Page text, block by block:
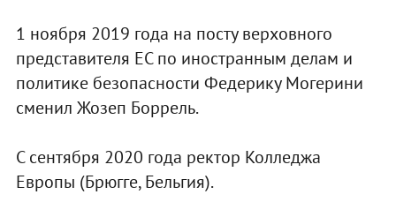
1 ноября 2019 года на посту верховного
представителя ЕС по иностранным делам и
политике безопасности Федерику Могерини
сменил Жозеп Боррель.
С сентября 2020 года ректор Колледжа
Европы (Брюгге, Бельгия).